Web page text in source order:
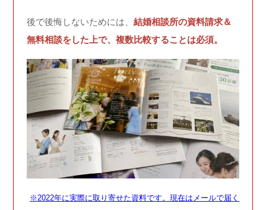
後で後悔しないためには、 結婚相談所の資料請求＆
無料相談をした上で、複数比較することは必須。
※2022年に実際に取り寄せた資料です。現在はメールで届く